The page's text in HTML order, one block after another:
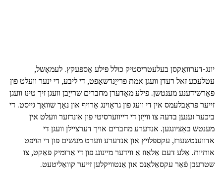
יונג-דערוואַקסן בעלעטריסטיק כולל פילע אַספּעקץ. לעמאָשל,
עטלעכע זאל רעדן וועגן אמת פרייַנדשאַפט, די ליבע, די ינער וועלט פון
פאַרשידענע מענטשן. פילע מאָדערן מחברים שרייַבן וועגן זיך טינז וועגן
זייער פּראָבלעמס אין די וועג פון גראָוינג אַרויף און נאָך שוואַך גייסט. די
ביכער זענען בדעה צו ווייַזן די דייווערסיטי פון אונדזער וועלט אין
מענטש באַציונגען. אנדערע מחברים אויך דערציילן וועגן די
אַדווענטשערז, עקספּלויץ און אנדערע ווערט מעשים פון די הויפּט
אותיות. אַלע דעם אַלאַוז אַ ווידער מיינונג פון די אַרומיק פאַקט, צו
שטרעבן פֿאַר עקסאַלאַנס און אַנטוויקלען זייער קוואַליטעט.